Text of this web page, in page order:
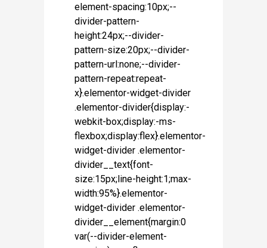
element-spacing:10px;--
divider-pattern-
height:24px;--divider-
pattern-size:20px;--divider-
pattern-url:none;--divider-
pattern-repeat:repeat-
x}.elementor-widget-divider
.elementor-divider{display:-
webkit-box;display:-ms-
flexbox;display:flex}.elementor-
widget-divider .elementor-
divider__text{font-
size:15px;line-height:1;max-
width:95%}.elementor-
widget-divider .elementor-
divider__element{margin:0
var(--divider-element-